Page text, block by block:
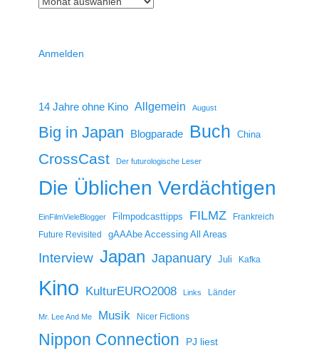
Anmelden
14 Jahre ohne Kino Allgemein August
Big in Japan Blogparade Buch China
CrossCast Der futurologische Leser
Die Üblichen Verdächtigen
EinFilmVieleBlogger Filmpodcasttipps FILMZ
Frankreich
Future Revisited
gAAAbe Accessing All Areas
Interview Japan Japanuary Juli Kafka
Kino KulturEURO2008 Links Länder
Mr. Lee And Me Musik Nicer Fictions
Nippon Connection PJ liest